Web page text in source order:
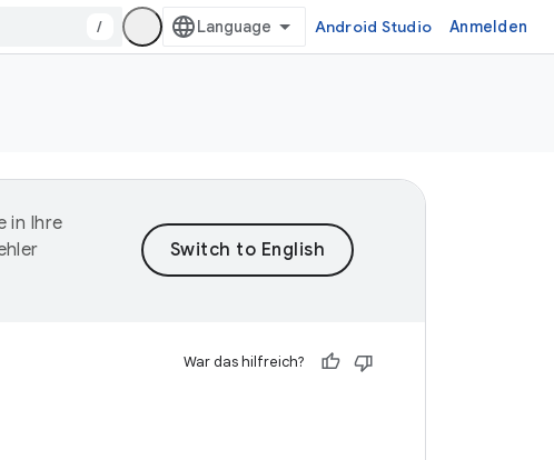
/ Android Studio Anmelden
in Ihre
War das hilfreich?